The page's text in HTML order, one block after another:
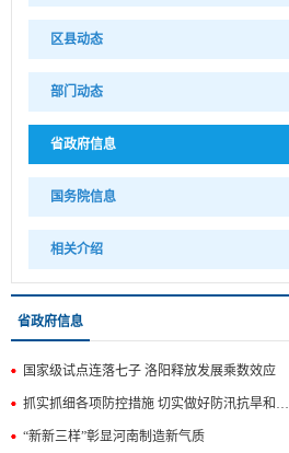
区县动态
部门动态
省政府信息
国务院信息
相关介绍
省政府信息
国家级试点连落七子 洛阳释放发展乘数效应
抓实抓细各项防控措施 切实做好防汛抗旱和安全生产工作
“新新三样”彰显河南制造新气质